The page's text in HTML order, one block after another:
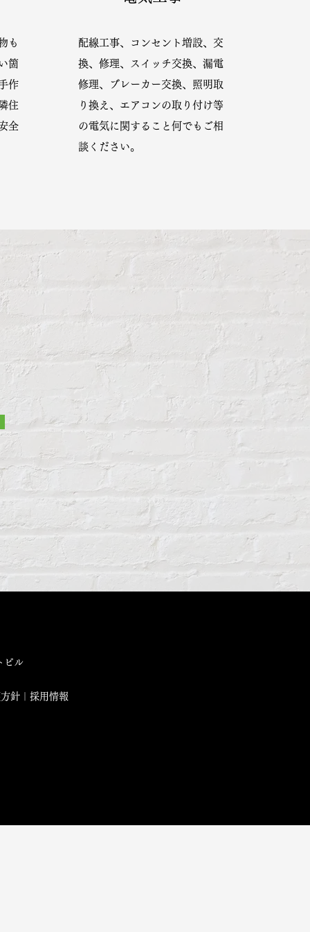
も
箇
作
住
全
配線工事、コンセント増設、交
換、修理、スイッチ交換、漏電
修理、ブレーカー交換、照明取
り換え、エアコンの取り付け等
の電気に関すること何でもご相
談ください。
ビル
針｜採用情報